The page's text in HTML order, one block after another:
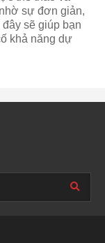
sự đơn giản,
sẽ giúp bạn
khả năng dự